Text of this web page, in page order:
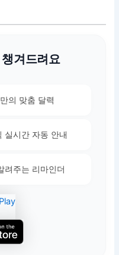
겨드려요
의 맞춤 달력
실시간 자동 안내
려주는 리마인더